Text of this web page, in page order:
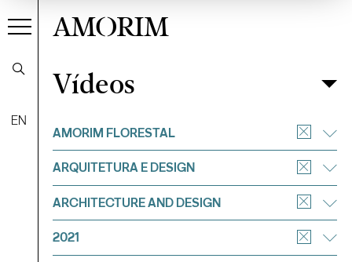
EN
AMORIM
VídeosFiltrar
Vídeos
AMORIM FLORESTAL
ARQUITETURA E DESIGN
ARCHITECTURE AND DESIGN
2021